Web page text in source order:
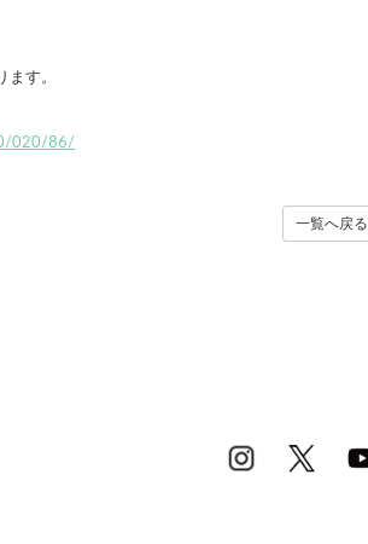
す。
020/86/
一覧へ戻る